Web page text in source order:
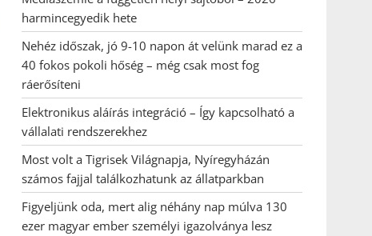
harmincegyedik hete
Nehéz időszak, jó 9-10 napon át velünk marad ez a
40 fokos pokoli hőség – még csak most fog
ráerősíteni
Elektronikus aláírás integráció – Így kapcsolható a
vállalati rendszerekhez
Most volt a Tigrisek Világnapja, Nyíregyházán
számos fajjal találkozhatunk az állatparkban
Figyeljünk oda, mert alig néhány nap múlva 130
ezer magyar ember személyi igazolványa lesz